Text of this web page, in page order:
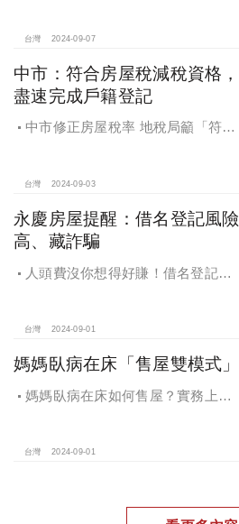
台灣 2024-09-07
中市：符合房屋稅減稅資格，
盡速完成戶籍登記
中市修正房屋稅率 地稅局籲「符合
台灣 2024-09-03
永慶房屋提醒：借名登記風險
高、藏詐騙
人頭費沒你想得好賺！借名登記風
台灣 2024-09-01
媽媽臥病在床「售屋雙模式」
媽媽臥病在床如何售屋？實務上可
台灣 2024-09-01